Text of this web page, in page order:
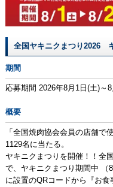
全国ヤキニクまつり2026
期間
応募期間 2026年8月1日(土)～
概要
「全国焼肉協会会員の店舗で
1129名に当たる。
ヤキニクまつりを開催！！全
で、ヤキニクまつり期間中 （
に設置のQRコードから『お